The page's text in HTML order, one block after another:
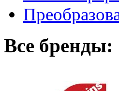
Все бренды: